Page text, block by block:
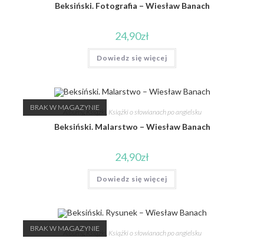
Beksiński. Fotografia – Wiesław Banach
24,90zł
Dowiedz się więcej
BRAK W MAGAZYNIE
Albumy, Książki , Książki o słowianach po angielsku
Beksiński. Malarstwo – Wiesław Banach
24,90zł
Dowiedz się więcej
BRAK W MAGAZYNIE
Albumy, Książki , Książki o słowianach po angielsku